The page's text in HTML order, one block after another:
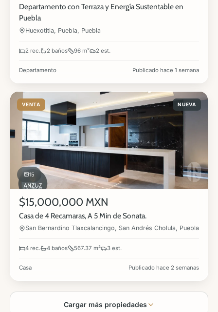
Departamento con Terraza y Energía Sustentable en
Puebla
Huexotitla, Puebla, Puebla
2 rec. 2 baños 96 m² 2 est.
Departamento Publicado hace 1 semana
VENTA NUEVA
15
$15,000,000 MXN
Casa de 4 Recamaras, A 5 Min de Sonata.
San Bernardino Tlaxcalancingo, San Andrés Cholula, Puebla
4 rec. 4 baños 567.37 m² 3 est.
Casa Publicado hace 2 semanas
Cargar más propiedades